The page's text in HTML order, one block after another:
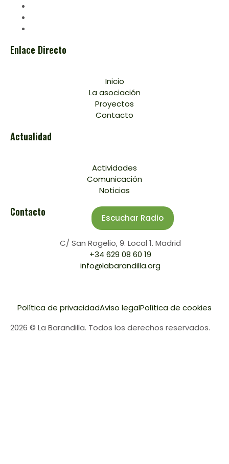
Enlace Directo
Inicio
La asociación
Proyectos
Contacto
Actualidad
Actividades
Comunicación
Noticias
Contacto
C/ San Rogelio, 9. Local 1. Madrid
+34 629 08 60 19
info@labarandilla.org
Escuchar Radio
2026 © La Barandilla. Todos los derechos reservados.
Política de privacidadAviso legalPolítica de cookies